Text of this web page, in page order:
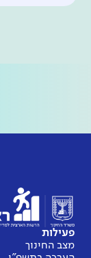
פעילות
מצב החינוך